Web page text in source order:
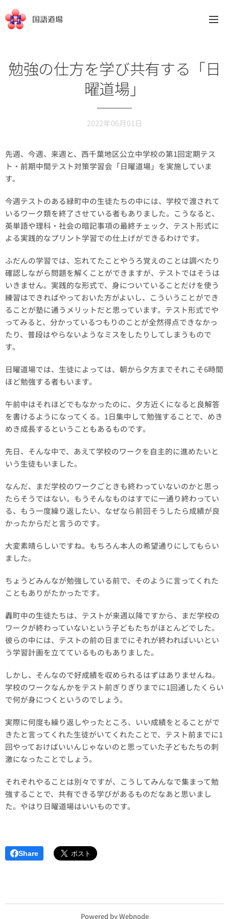
国語道場
勉強の仕方を学び共有する「日
曜道場」
2022年06月01日
先週、今週、来週と、西千葉地区公立中学校の第1回定期テス
ト・前期中間テスト対策学習会「日曜道場」を実施していま
す。
今週テストのある緑町中の生徒たちの中には、学校で渡されて
いるワーク類を終了させている者もありました。こうなると、
英単語や理科・社会の暗記事項の最終チェック、テスト形式に
よる実践的なプリント学習での仕上げができるわけです。
ふだんの学習では、忘れてたことやうろ覚えのことは調べたり
確認しながら問題を解くことができますが、テストではそうは
いきません。実践的な形式で、身についていることだけを使う
練習はできればやっておいた方がよいし、こういうことができ
ることが塾に通うメリットだと思っています。テスト形式でや
ってみると、分かっているつもりのことが全然得点できなかっ
たり、普段はやらないようなミスをしたりしてしまうもので
す。
日曜道場では、生徒によっては、朝から夕方までそれこそ6時間
ほど勉強する者もいます。
午前中はそれほどでもなかったのに、夕方近くになると良解答
を書けるようになってくる。1日集中して勉強することで、めき
めき成長するということもあるものです。
先日、そんな中で、あえて学校のワークを自主的に進めたいと
いう生徒もいました。
なんだ、まだ学校のワークごときも終わっていないのかと思っ
たらそうではない。もうそんなものはすでに一通り終わってい
る、もう一度繰り返したい、なぜなら前回そうしたら成績が良
かったからだと言うのです。
大変素晴らしいですね。もちろん本人の希望通りにしてもらい
ました。
ちょうどみんなが勉強している前で、そのように言ってくれた
こともありがたかったです。
轟町中の生徒たちは、テストが来週以降ですから、まだ学校の
ワークが終わっていないという子どもたちがほとんどでした。
彼らの中には、テストの前の日までにそれが終わればいいとい
う学習計画を立てているものもありました。
しかし、そんなので好成績を収められるはずはありませんね。
学校のワークなんかをテスト前ぎりぎりまでに1回通したくらい
で何が身につくというのでしょう。
実際に何度も繰り返しやったところ、いい成績をとることがで
きたと言ってくれた生徒がいてくれたことで、テスト前までに1
回やっておけばいいんじゃないのと思っていた子どもたちの刺
激になったことでしょう。
それぞれやることは別々ですが、こうしてみんなで集まって勉
強することで、共有できる学びがあるものだなあと思いまし
た。やはり日曜道場はいいものです。
Share
Powered byWebnode